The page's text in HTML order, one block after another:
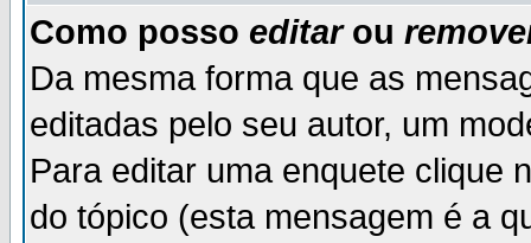
Como posso editarou
Da mesma forma que as
editadas pelo seu autor, um
Para editar uma enquete clique
do tópico (esta mensagem é a